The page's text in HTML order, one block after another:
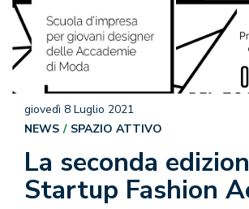
La seconda
Startup Fashion
giovedì 8 Luglio 2021
NEWS
SPAZIO ATTIVO